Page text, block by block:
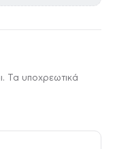
Τα υποχρεωτικά